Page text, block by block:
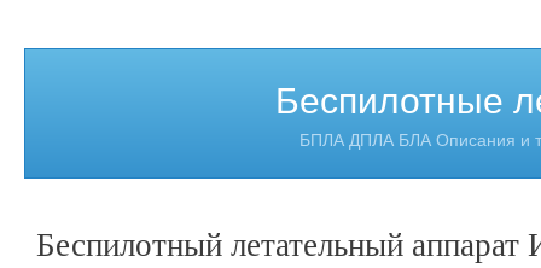
Беспилотные
БПЛА ДПЛА БЛА Описания и
Беспилотный летательный аппарат